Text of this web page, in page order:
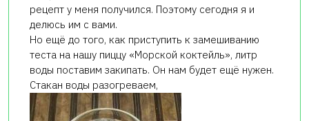
рецепт у меня получился. Поэтому сегодня я и
делюсь им с вами.
Но ещё до того, как приступить к замешиванию
теста на нашу пиццу «Морской коктейль», литр
воды поставим закипать. Он нам будет ещё нужен.
Стакан воды разогреваем,